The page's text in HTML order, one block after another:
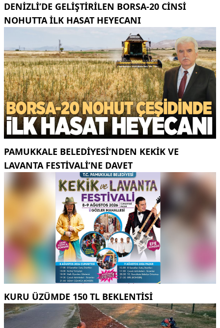
DENIZLI’DE GELIŞTIRILEN BORSA-20 CINSI
NOHUTTA ILK HASAT HEYECANI
PAMUKKALE BELEDIYESI’NDEN KEKIK VE
LAVANTA FESTIVALI’NE DAVET
KURU ÜZÜMDE 150 TL BEKLENTISI